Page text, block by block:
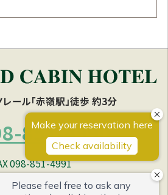
ール「赤嶺駅」徒歩 約3分
851-4990
098-851-4991
縄県那覇市宇栄原1丁目 27の1